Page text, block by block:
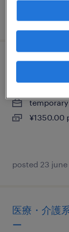
posted 22
流通・サー
temporary
¥1350.00
posted 23
医療・介護
ー